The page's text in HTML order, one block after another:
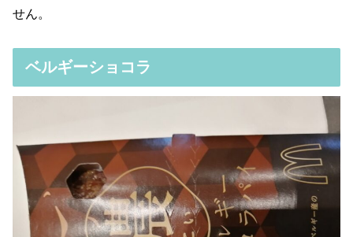
せん。
ベルギーショコラ